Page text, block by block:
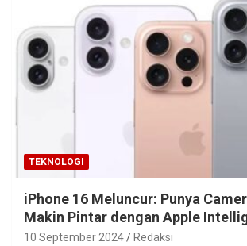
TEKNOLOGI
iPhone 16 Meluncur: Punya
Makin Pintar dengan Apple
10 September 2024 Redaksi